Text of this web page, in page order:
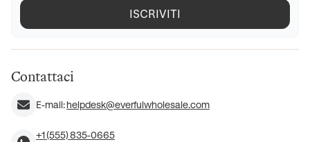
ISCRIVITI
Contattaci
E-mail:helpdesk@everfulwholesale.com
+1 (555) 835-0665